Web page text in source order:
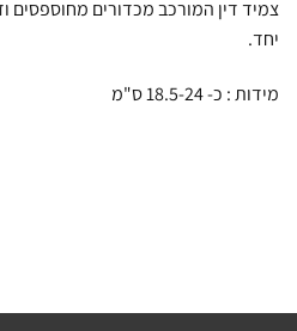
צמיד דין המורכב מכדורים מחוספסים
יחד.
מידות : כ- 18.5-24 ס"מ